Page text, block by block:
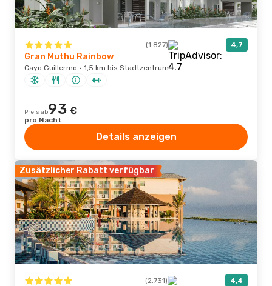
(1.827) 4,7
Gran Muthu Rainbow
Cayo Guillermo · 1,5 km bis Stadtzentrum
Preis ab93 €
pro Nacht
Details anzeigen
Zusätzlicher Rabatt verfügbar
(2.731) 4,4